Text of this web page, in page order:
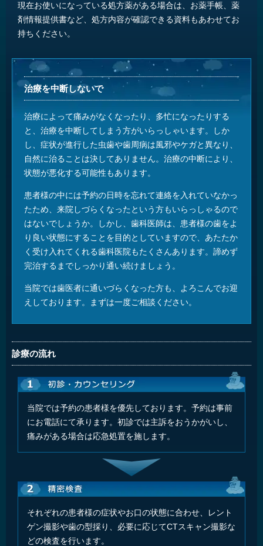
現在お使いになっている処方薬がある場合は、お薬手帳、薬
剤情報提供書など、処方内容が確認できる資料もあわせてお
持ちください。
治療を中断しないで
治療によって痛みがなくなったり、多忙になったりする
と、治療を中断してしまう方がいらっしゃいます。しか
し、症状が進行した虫歯や歯周病は風邪やケガと異なり、
自然に治ることは決してありません。治療の中断により、
状態が悪化する可能性もあります。
患者様の中には予約の日時を忘れて連絡を入れていなかっ
たため、来院しづらくなったという方もいらっしゃるので
はないでしょうか。しかし、歯科医師は、患者様の歯をよ
り良い状態にすることを目的としていますので、あたたか
く受け入れてくれる歯科医院もたくさんあります。諦めず
完治するまでしっかり通い続けましょう。
当院では歯医者に通いづらくなった方も、よろこんでお迎
えしております。まずは一度ご相談ください。
診療の流れ
当院では予約の患者様を優先しております。予約は事前
にお電話にて承ります。初診では主訴をおうかがいし、
痛みがある場合は応急処置を施します。
それぞれの患者様の症状やお口の状態に合わせ、レント
ゲン撮影や歯の型採り、必要に応じてCTスキャン撮影な
どの検査を行います。